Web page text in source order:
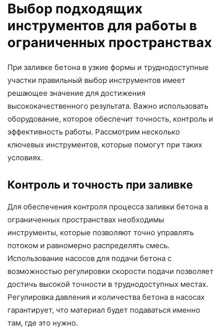
Выбор подходящих
инструментов для работы в
ограниченных пространствах
При заливке бетона в узкие формы и труднодоступные
участки правильный выбор инструментов имеет
решающее значение для достижения
высококачественного результата. Важно использовать
оборудование, которое обеспечит точность, контроль и
эффективность работы. Рассмотрим несколько
ключевых инструментов, которые помогут при таких
условиях.
Контроль и точность при заливке
Для обеспечения контроля процесса заливки бетона в
ограниченных пространствах необходимы
инструменты, которые позволяют точно управлять
потоком и равномерно распределять смесь.
Использование насосов для подачи бетона с
возможностью регулировки скорости подачи позволяет
достичь высокой точности в труднодоступных местах.
Регулировка давления и количества бетона в насосах
гарантирует, что материал будет подаваться именно
там, где это нужно.